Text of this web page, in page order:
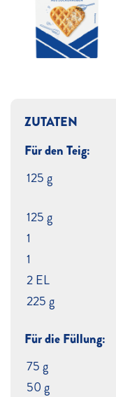
ZUTATEN
Für den Teig:
125 g
125 g
1
1
2 EL
225 g
Für die Füllung:
75 g
50 g